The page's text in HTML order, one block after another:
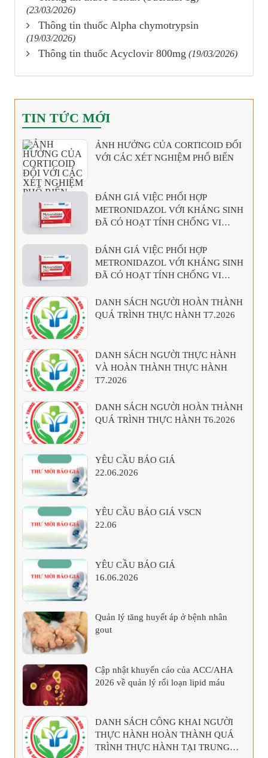
(23/03/2026)
Thông tin thuốc Alpha chymotrypsin
(19/03/2026)
Thông tin thuốc Acyclovir 800mg (19/03/2026)
TIN TỨC MỚI
ẢNH HƯỞNG CỦA CORTICOID ĐỐI
VỚI CÁC XÉT NGHIỆM PHỔ BIẾN
ĐÁNH GIÁ VIỆC PHỐI HỢP
METRONIDAZOL VỚI KHÁNG SINH
ĐÃ CÓ HOẠT TÍNH CHỐNG VI
ĐÁNH GIÁ VIỆC PHỐI HỢP
METRONIDAZOL VỚI KHÁNG SINH
ĐÃ CÓ HOẠT TÍNH CHỐNG VI
DANH SÁCH NGƯỜI HOÀN THÀNH
QUÁ TRÌNH THỰC HÀNH T7.2026
DANH SÁCH NGƯỜI THỰC HÀNH
VÀ HOÀN THÀNH THỰC HÀNH
T7.2026
DANH SÁCH NGƯỜI HOÀN THÀNH
QUÁ TRÌNH THỰC HÀNH T6.2026
YÊU CẦU BÁO GIÁ
22.06.2026
YÊU CẦU BÁO GIÁ VSCN
22.06
YÊU CẦU BÁO GIÁ
16.06.2026
Quản lý tăng huyết áp ở bệnh nhân
gout
Cập nhật khuyến cáo của ACC/AHA
2026 về quản lý rối loạn lipid máu
DANH SÁCH CÔNG KHAI NGƯỜI
THỰC HÀNH HOÀN THÀNH QUÁ
TRÌNH THỰC HÀNH TẠI TRUNG